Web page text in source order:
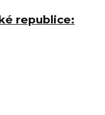
republice: